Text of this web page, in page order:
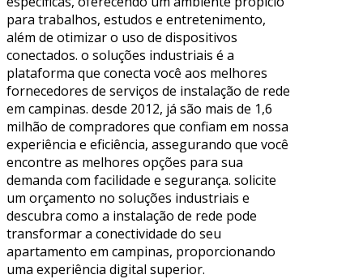
para trabalhos, estudos e entretenimento,
além de otimizar o uso de dispositivos
conectados. o soluções industriais é a
plataforma que conecta você aos melhores
fornecedores de serviços de instalação de rede
em campinas. desde 2012, já são mais de 1,6
milhão de compradores que confiam em nossa
experiência e eficiência, assegurando que você
encontre as melhores opções para sua
demanda com facilidade e segurança. solicite
um orçamento no soluções industriais e
descubra como a instalação de rede pode
transformar a conectividade do seu
apartamento em campinas, proporcionando
uma experiência digital superior.